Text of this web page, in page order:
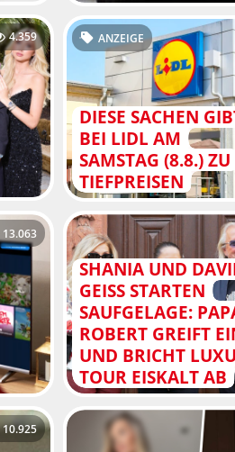
4.359
DIESE SACHEN
BEI LIDL AM
SAMSTAG (8.8.) ZU
TIEFPREISEN
ANZEIGE
13.063
SHANIA UND
GEISS STARTEN
SAUFGELAGE:
ROBERT GREIFT
UND BRICHT
TOUR EISKALT AB
10.925